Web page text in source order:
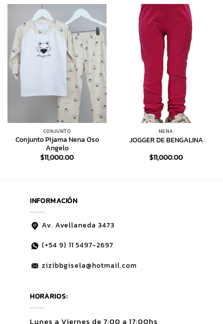
CONJUNTO
Conjunto Pijama Nena Oso
Angelo
$11,000.00
NENA
JOGGER DE BENGALINA
$11,000.00
INFORMACIÓN
Av. Avellaneda 3473
(+54 9) 11 5497-2697
zizibbgisela@hotmail.com
HORARIOS:
Lunes a Viernes de 7:00 a 17:00hs